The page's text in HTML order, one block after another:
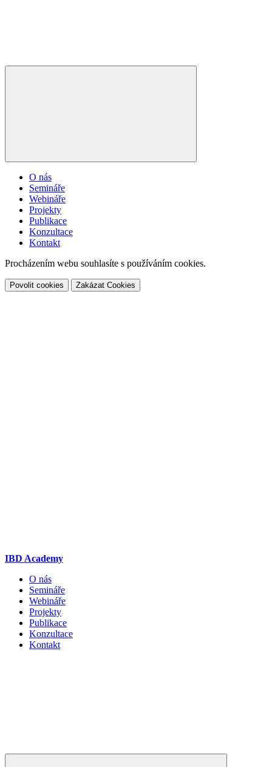
O nás
Semináře
Webináře
Projekty
Publikace
Konzultace
Kontakt
Procházením webu souhlasíte s používáním cookies.
Povolit cookies Zakázat Cookies
IBD Academy
O nás
Semináře
Webináře
Projekty
Publikace
Konzultace
Kontakt